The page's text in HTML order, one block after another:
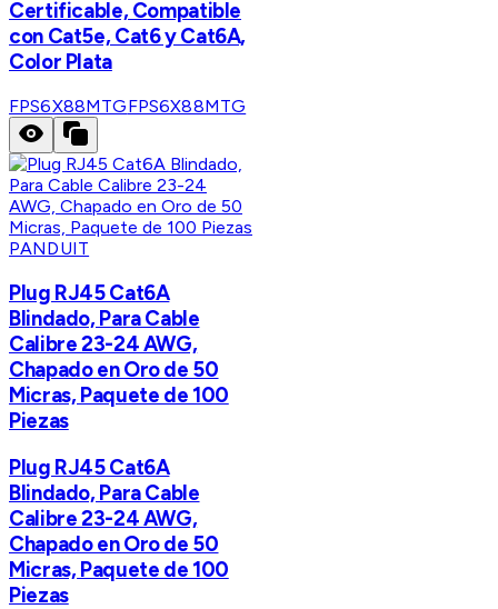
Certificable, Compatible
con Cat5e, Cat6 y Cat6A,
Color Plata
FPS6X88MTGFPS6X88MTG
PANDUIT
Plug RJ45 Cat6A
Blindado, Para Cable
Calibre 23-24 AWG,
Chapado en Oro de 50
Micras, Paquete de 100
Piezas
Plug RJ45 Cat6A
Blindado, Para Cable
Calibre 23-24 AWG,
Chapado en Oro de 50
Micras, Paquete de 100
Piezas